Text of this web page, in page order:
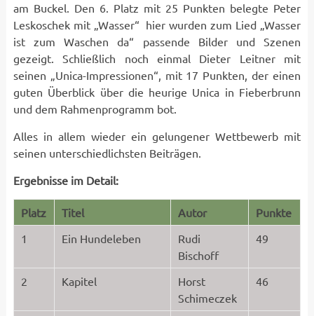
am Buckel. Den 6. Platz mit 25 Punkten belegte Peter
Leskoschek mit „Wasser“ hier wurden zum Lied „Wasser
ist zum Waschen da“ passende Bilder und Szenen
gezeigt. Schließlich noch einmal Dieter Leitner mit
seinen „Unica-Impressionen“, mit 17 Punkten, der einen
guten Überblick über die heurige Unica in Fieberbrunn
und dem Rahmenprogramm bot.
Alles in allem wieder ein gelungener Wettbewerb mit
seinen unterschiedlichsten Beiträgen.
Ergebnisse im Detail:
Platz Titel Autor
Punkte
1
Ein Hundeleben
Rudi
Bischoff
49
2 Kapitel
Horst
Schimeczek
46